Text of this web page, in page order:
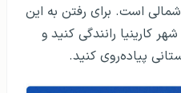
است. برای رفتن به این
کیلومتر از شهر کارینیا رانندگی کنید و